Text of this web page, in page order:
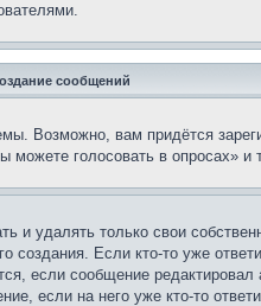
сообщений
Возможно, вам придётся
голосовать в опросах» и
и удалять только свои
создания. Если кто-то уже
если сообщение
если на него уже кто-то